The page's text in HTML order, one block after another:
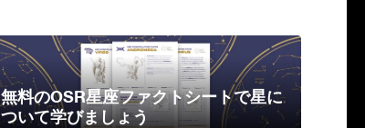
無料のOSR星座ファクトシートで星に
ついて学びましょう